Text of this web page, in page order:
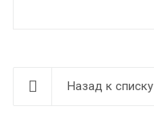
Назад к списку